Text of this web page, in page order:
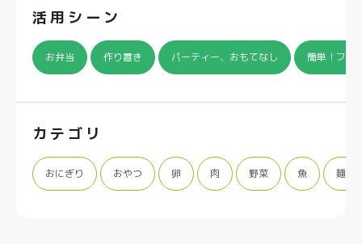
活用シーン
お弁当 作り置き パーティー、おもてなし 簡単！フラ
カテゴリ
おにぎり おやつ 卵 肉 野菜 魚 麺類